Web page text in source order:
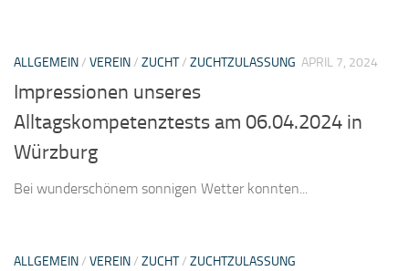
ALLGEMEIN/ VEREIN/ ZUCHT/ ZUCHTZULASSUNG APRIL 7, 2024
Impressionen unseres
Alltagskompetenztests am 06.04.2024 in
Würzburg
Bei wunderschönem sonnigen Wetter konnten...
ALLGEMEIN/ VEREIN/ ZUCHT/ ZUCHTZULASSUNG